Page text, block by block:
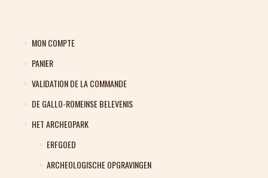
MON COMPTE
PANIER
VALIDATION DE LA COMMANDE
DE GALLO-ROMEINSE BELEVENIS
HET ARCHEOPARK
ERFGOED
ARCHEOLOGISCHE OPGRAVINGEN